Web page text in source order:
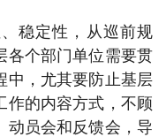
稳定性，从巡前规
各个部门单位需要贯
中，尤其要防止基层
作的内容方式，不顾
动员会和反馈会，导